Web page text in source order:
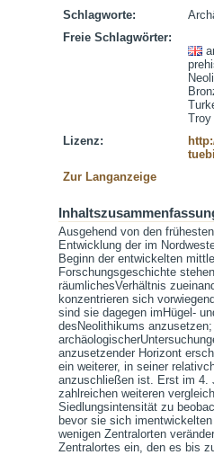
Schlagworte:
Freie Schlagwörter:
Troy
Lizenz:
Zur Langanzeige
Ausgehend von den
Entwicklung der im
Beginn der entwickelten
Forschungsgeschichte
räumlichesVerhältnis
konzentrieren sich
sind sie dagegen imHügel-
desNeolithikums
anzusetzender Horizont
ein weiterer, in seiner
anzuschließen ist. Erst im 4.
zahlreichen weiteren
Siedlungsintensität zu
bevor sie sich
wenigen Zentralorten
Zentralortes ein, den es bis